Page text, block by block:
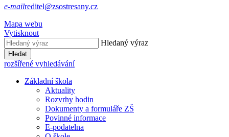
e-mailreditel@zsostresany.cz
Mapa webu
Vytisknout
Hledaný výraz
Hledat
rozšířené vyhledávání
Základní škola
Aktuality
Rozvrhy hodin
Dokumenty a formuláře ZŠ
Povinné informace
E-podatelna